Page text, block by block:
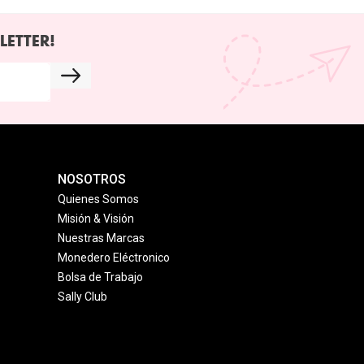
NOSOTROS
Quienes Somos
Misión & Visión
Nuestras Marcas
Monedero Eléctronico
Bolsa de Trabajo
Sally Club